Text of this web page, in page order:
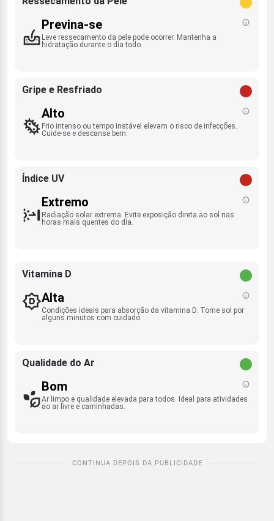
Previna-se
Leve ressecamento da pele pode ocorrer. Mantenha a
hidratação durante o dia todo.
Gripe e Resfriado
Alto
Frio intenso ou tempo instável elevam o risco de infecções.
Cuide-se e descanse bem.
Índice UV
Extremo
Radiação solar extrema. Evite exposição direta ao sol nas
horas mais quentes do dia.
Vitamina D
Alta
Condições ideais para absorção da vitamina D. Tome sol por
alguns minutos com cuidado.
Qualidade do Ar
Bom
Ar limpo e qualidade elevada para todos. Ideal para atividades
ao ar livre e caminhadas.